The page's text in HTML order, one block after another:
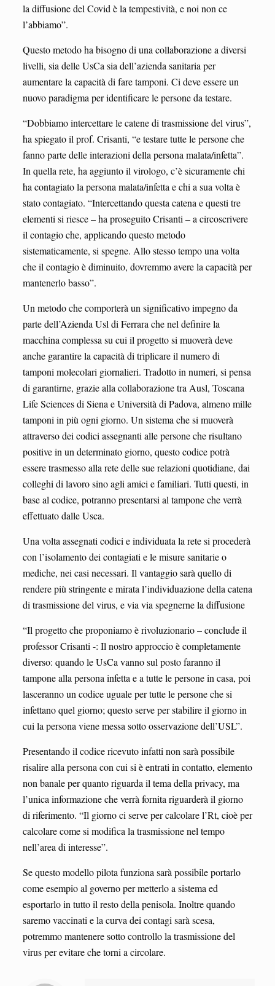
la diffusione del Covid è la tempestività, e noi non ce
l’abbiamo”.
Questo metodo ha bisogno di una collaborazione a diversi
livelli, sia delle UsCa sia dell’azienda sanitaria per
aumentare la capacità di fare tamponi. Ci deve essere un
nuovo paradigma per identificare le persone da testare.
“Dobbiamo intercettare le catene di trasmissione del virus”,
ha spiegato il prof. Crisanti, “e testare tutte le persone che
fanno parte delle interazioni della persona malata/infetta”.
In quella rete, ha aggiunto il virologo, c’è sicuramente chi
ha contagiato la persona malata/infetta e chi a sua volta è
stato contagiato. “Intercettando questa catena e questi tre
elementi si riesce – ha proseguito Crisanti – a circoscrivere
il contagio che, applicando questo metodo
sistematicamente, si spegne. Allo stesso tempo una volta
che il contagio è diminuito, dovremmo avere la capacità per
mantenerlo basso”.
Un metodo che comporterà un significativo impegno da
parte dell’Azienda Usl di Ferrara che nel definire la
macchina complessa su cui il progetto si muoverà deve
anche garantire la capacità di triplicare il numero di
tamponi molecolari giornalieri. Tradotto in numeri, si pensa
di garantirne, grazie alla collaborazione tra Ausl, Toscana
Life Sciences di Siena e Università di Padova, almeno mille
tamponi in più ogni giorno. Un sistema che si muoverà
attraverso dei codici assegnanti alle persone che risultano
positive in un determinato giorno, questo codice potrà
essere trasmesso alla rete delle sue relazioni quotidiane, dai
colleghi di lavoro sino agli amici e familiari. Tutti questi, in
base al codice, potranno presentarsi al tampone che verrà
effettuato dalle Usca.
Una volta assegnati codici e individuata la rete si procederà
con l’isolamento dei contagiati e le misure sanitarie o
mediche, nei casi necessari. Il vantaggio sarà quello di
rendere più stringente e mirata l’individuazione della catena
di trasmissione del virus, e via via spegnerne la diffusione
“Il progetto che proponiamo è rivoluzionario – conclude il
professor Crisanti -: Il nostro approccio è completamente
diverso: quando le UsCa vanno sul posto faranno il
tampone alla persona infetta e a tutte le persone in casa, poi
lasceranno un codice uguale per tutte le persone che si
infettano quel giorno; questo serve per stabilire il giorno in
cui la persona viene messa sotto osservazione dell’USL”.
Presentando il codice ricevuto infatti non sarà possibile
risalire alla persona con cui si è entrati in contatto, elemento
non banale per quanto riguarda il tema della privacy, ma
l’unica informazione che verrà fornita riguarderà il giorno
di riferimento. “Il giorno ci serve per calcolare l’Rt, cioè per
calcolare come si modifica la trasmissione nel tempo
nell’area di interesse”.
Se questo modello pilota funziona sarà possibile portarlo
come esempio al governo per metterlo a sistema ed
esportarlo in tutto il resto della penisola. Inoltre quando
saremo vaccinati e la curva dei contagi sarà scesa,
potremmo mantenere sotto controllo la trasmissione del
virus per evitare che torni a circolare.